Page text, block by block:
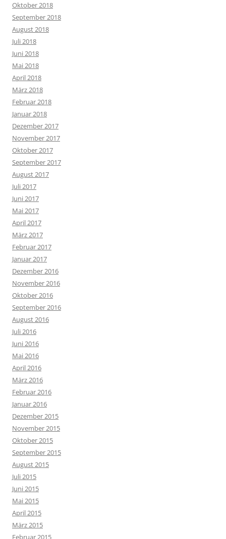
Oktober 2018
September 2018
August 2018
Juli 2018
Juni 2018
Mai 2018
April 2018
März 2018
Februar 2018
Januar 2018
Dezember 2017
November 2017
Oktober 2017
September 2017
August 2017
Juli 2017
Juni 2017
Mai 2017
April 2017
März 2017
Februar 2017
Januar 2017
Dezember 2016
November 2016
Oktober 2016
September 2016
August 2016
Juli 2016
Juni 2016
Mai 2016
April 2016
März 2016
Februar 2016
Januar 2016
Dezember 2015
November 2015
Oktober 2015
September 2015
August 2015
Juli 2015
Juni 2015
Mai 2015
April 2015
März 2015
Februar 2015